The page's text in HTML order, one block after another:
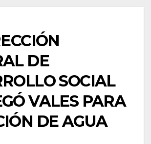
DE
SOCIAL
VALES PARA
DE AGUA